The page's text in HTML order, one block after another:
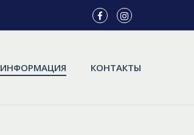
ИНФОРМАЦИЯ КОНТАКТЫ